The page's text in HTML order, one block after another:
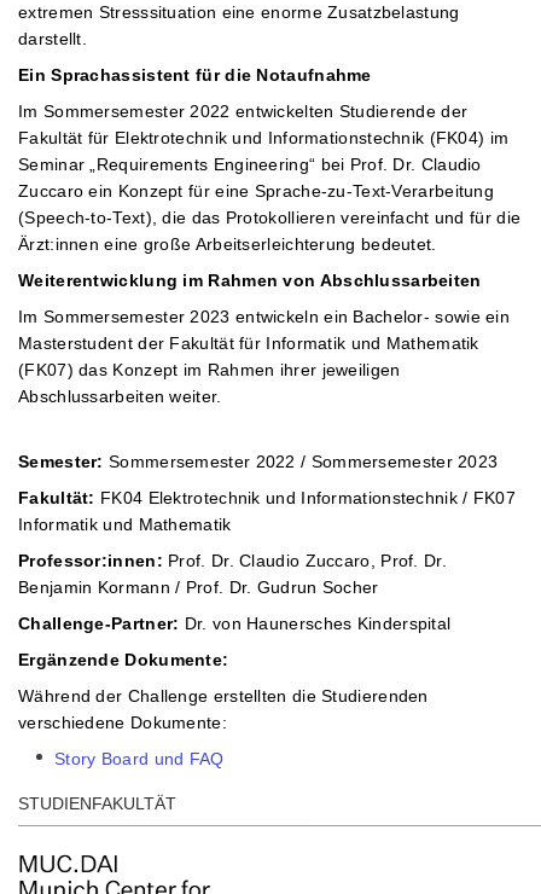
extremen Stresssituation eine enorme Zusatzbelastung
darstellt.
Ein Sprachassistent für die Notaufnahme
Im Sommersemester 2022 entwickelten Studierende der
Fakultät für Elektrotechnik und Informationstechnik (FK04) im
Seminar „Requirements Engineering“ bei Prof. Dr. Claudio
Zuccaro ein Konzept für eine Sprache-zu-Text-Verarbeitung
(Speech-to-Text), die das Protokollieren vereinfacht und für die
Ärzt:innen eine große Arbeitserleichterung bedeutet.
Weiterentwicklung im Rahmen von Abschlussarbeiten
Im Sommersemester 2023 entwickeln ein Bachelor- sowie ein
Masterstudent der Fakultät für Informatik und Mathematik
(FK07) das Konzept im Rahmen ihrer jeweiligen
Abschlussarbeiten weiter.
Semester: Sommersemester 2022 / Sommersemester 2023
Fakultät: FK04 Elektrotechnik und Informationstechnik / FK07
Informatik und Mathematik
Professor:innen: Prof. Dr. Claudio Zuccaro, Prof. Dr.
Benjamin Kormann / Prof. Dr. Gudrun Socher
Challenge-Partner: Dr. von Haunersches Kinderspital
Ergänzende Dokumente:
Während der Challenge erstellten die Studierenden
verschiedene Dokumente:
Story Board und FAQ
STUDIENFAKULTÄT